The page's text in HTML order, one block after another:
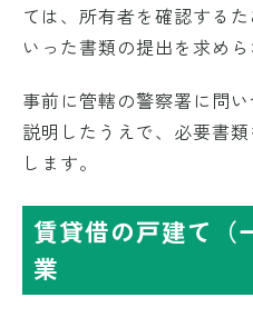
ては、所有者を確認する
いった書類の提出を求めら
事前に管轄の警察署に問
説明したうえで、必要書
します。
賃貸借の戸建て（
業